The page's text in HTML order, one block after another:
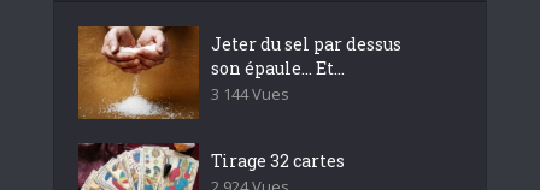
Jeter du sel par dessus
son épaule… Et...
3 144 Vues
Tirage 32 cartes